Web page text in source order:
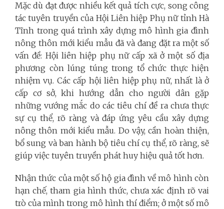
Mặc dù đạt được nhiều kết quả tích cực, song công
tác tuyên truyền của Hội Liên hiệp Phụ nữ tỉnh Hà
Tĩnh trong quá trình xây dựng mô hình gia đình
nông thôn mới kiểu mẫu đã và đang đặt ra một số
vấn đề: Hội liên hiệp phụ nữ cấp xã ở một số địa
phương còn lúng túng trong tổ chức thực hiện
nhiệm vụ. Các cấp hội liên hiệp phụ nữ, nhất là ở
cấp cơ sở, khi hướng dẫn cho người dân gặp
những vướng mắc do các tiêu chí đề ra chưa thực
sự cụ thể, rõ ràng và đáp ứng yêu cầu xây dựng
nông thôn mới kiểu mẫu. Do vậy, cần hoàn thiện,
bổ sung và ban hành bộ tiêu chí cụ thể, rõ ràng, sẽ
giúp việc tuyên truyền phát huy hiệu quả tốt hơn.
Nhận thức của một số hộ gia đình về mô hình còn
hạn chế, tham gia hình thức, chưa xác định rõ vai
trò của mình trong mô hình thí điểm; ở một số mô